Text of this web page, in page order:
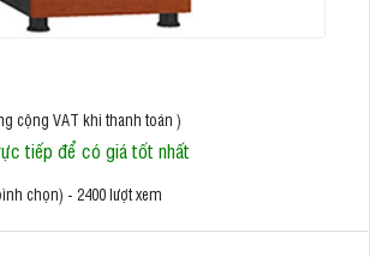
cộng VAT khi thanh toán )
tiếp để có giá tốt nhất
chọn) - 2400 lượt xem